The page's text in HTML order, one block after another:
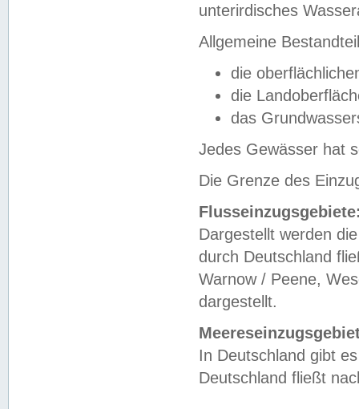
unterirdisches
Allgemeine
die
die
das
Jedes Gewässer hat
Die Grenze des
Dargestellt werden
durch Deutschland
Warnow / Peene,
dargestellt.
In Deutschland gibt
Deutschland fließt